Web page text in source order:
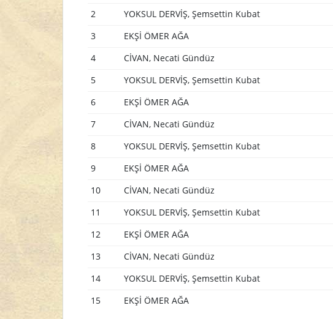
2 YOKSUL DERVİŞ, Şemsettin Kubat
3 EKŞİ ÖMER AĞA
4 CİVAN, Necati Gündüz
5 YOKSUL DERVİŞ, Şemsettin Kubat
6 EKŞİ ÖMER AĞA
7 CİVAN, Necati Gündüz
8 YOKSUL DERVİŞ, Şemsettin Kubat
9 EKŞİ ÖMER AĞA
10 CİVAN, Necati Gündüz
11 YOKSUL DERVİŞ, Şemsettin Kubat
12 EKŞİ ÖMER AĞA
13 CİVAN, Necati Gündüz
14 YOKSUL DERVİŞ, Şemsettin Kubat
15 EKŞİ ÖMER AĞA